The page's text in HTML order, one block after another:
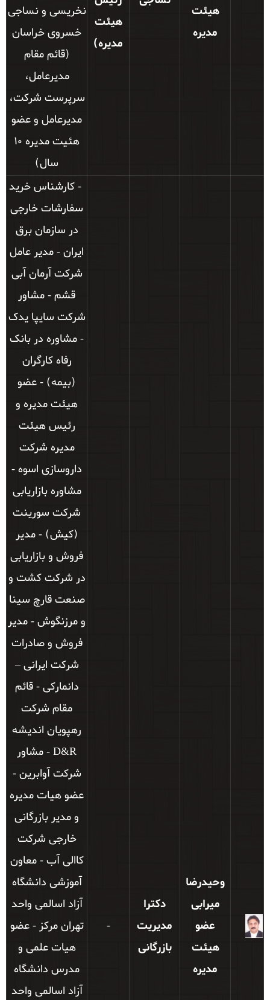
هیئت
مدیره
هیئت
مدیره)
نخریسی و نساجی
خسروی خراسان
(قائم مقام
مديرعامل،
سرپرست شركت،
مديرعامل و عضو
هئيت مديره 10
سال)
وحیدرضا
میرابی
عضو
هیئت
مدیره
دکترا
مدیریت
بازرگانی
-
- کارشناس خرید
سفارشات خارجی
در سازمان برق
ایران - مدیر عامل
شرکت آرمان آبی
قشم - مشاور
شرکت سایپا یدک
- مشاوره در بانک
رفاه کارگران
(بیمه) - عضو
هیئت مدیره و
رئیس هیئت
مدیره شرکت
داروسازی اسوه -
مشاوره بازاریابی
شرکت سورینت
(کیش) - مدیر
فروش و بازاریابی
در شرکت کشت و
صنعت قارچ سینا
و مرزنگوش - مدیر
فروش و صادرات
شرکت ایرانی –
دانمارکی - قائم
مقام شرکت
رهپویان اندیشه
D&R - مشاور
شرکت آوابرین -
عضو هیات مدیره
و مدیر بازرگانی
خارجی شرکت
کاالی آب - معاون
آموزشی دانشگاه
آزاد اسالمی واحد
تهران مرکز - عضو
هیات علمی و
مدرس دانشگاه
آزاد اسالمی واحد